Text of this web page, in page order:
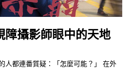
攝影師眼中的天地
人都連番質疑：「怎麼可能？」 在外